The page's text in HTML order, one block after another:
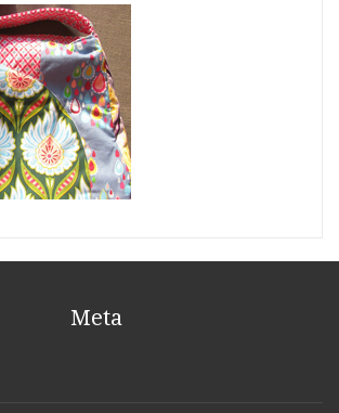
Meta